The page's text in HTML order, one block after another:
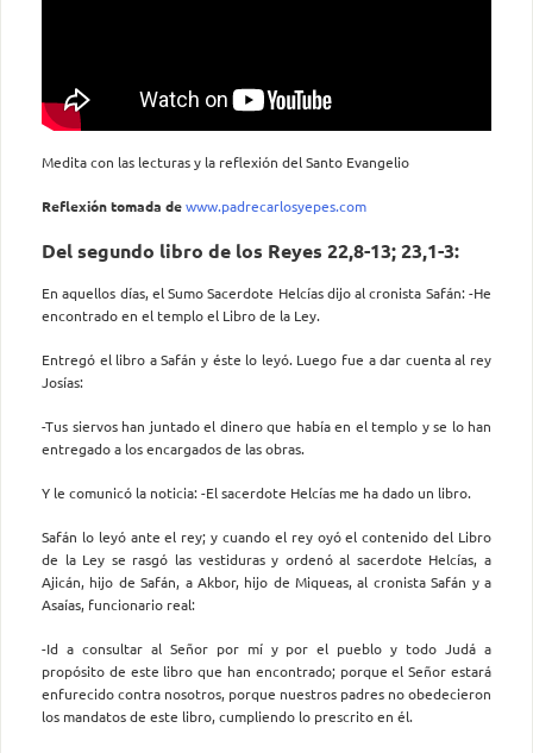
Medita con las lecturas y la reflexión del Santo Evangelio
Reflexión tomada dewww.padrecarlosyepes.com
Del segundo libro de los Reyes 22,8-13; 23,1-3:
En aquellos días, el Sumo Sacerdote Helcías dijo al cronista Safán: -He
encontrado en el templo el Libro de la Ley.
Entregó el libro a Safán y éste lo leyó. Luego fue a dar cuenta al rey
Josías:
-Tus siervos han juntado el dinero que había en el templo y se lo han
entregado a los encargados de las obras.
Y le comunicó la noticia: -El sacerdote Helcías me ha dado un libro.
Safán lo leyó ante el rey; y cuando el rey oyó el contenido del Libro
de la Ley se rasgó las vestiduras y ordenó al sacerdote Helcías, a
Ajicán, hijo de Safán, a Akbor, hijo de Miqueas, al cronista Safán y a
Asaías, funcionario real:
-Id a consultar al Señor por mí y por el pueblo y todo Judá a
propósito de este libro que han encontrado; porque el Señor estará
enfurecido contra nosotros, porque nuestros padres no obedecieron
los mandatos de este libro, cumpliendo lo prescrito en él.